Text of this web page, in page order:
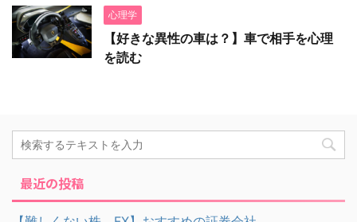
心理学
【好きな異性の車は？】車で相手を心理
を読む
最近の投稿